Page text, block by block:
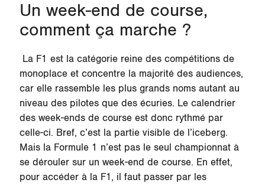
Un week-end de course,
comment ça marche ?
La F1 est la catégorie reine des compétitions de
monoplace et concentre la majorité des audiences,
car elle rassemble les plus grands noms autant au
niveau des pilotes que des écuries. Le calendrier
des week-ends de course est donc rythmé par
celle-ci. Bref, c’est la partie visible de l’iceberg.
Mais la Formule 1 n’est pas le seul championnat à
se dérouler sur un week-end de course. En effet,
pour accéder à la F1, il faut passer par les